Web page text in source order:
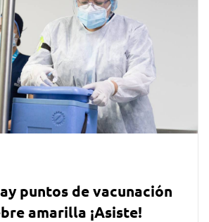
puntos de vacunación
amarilla ¡Asiste!